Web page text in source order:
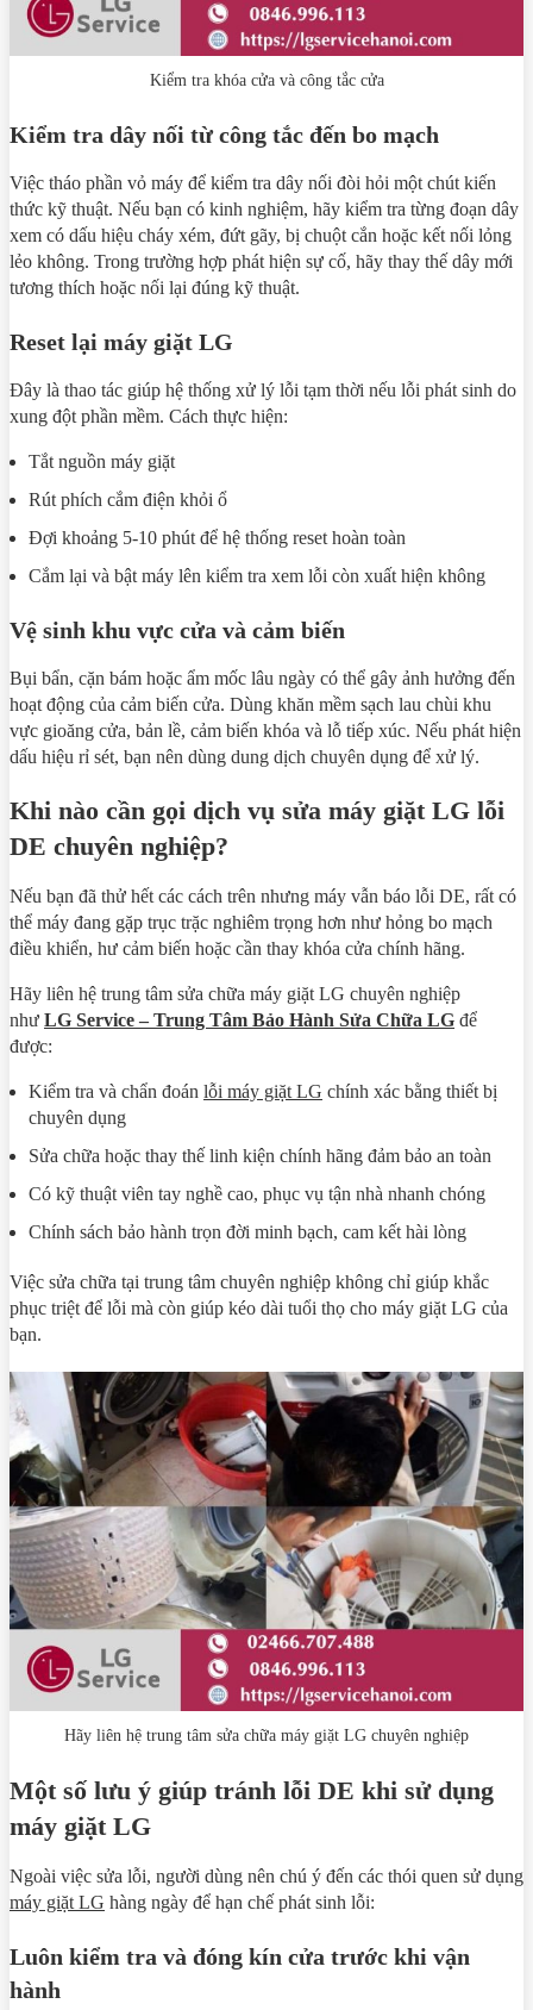
Kiểm tra khóa cửa và công tắc cửa
Kiểm tra dây nối từ công tắc đến bo mạch
Việc tháo phần vỏ máy để kiểm tra dây nối đòi hỏi một chút kiến
thức kỹ thuật. Nếu bạn có kinh nghiệm, hãy kiểm tra từng đoạn dây
xem có dấu hiệu cháy xém, đứt gãy, bị chuột cắn hoặc kết nối lỏng
lẻo không. Trong trường hợp phát hiện sự cố, hãy thay thế dây mới
tương thích hoặc nối lại đúng kỹ thuật.
Reset lại máy giặt LG
Đây là thao tác giúp hệ thống xử lý lỗi tạm thời nếu lỗi phát sinh do
xung đột phần mềm. Cách thực hiện:
Tắt nguồn máy giặt
Rút phích cắm điện khỏi ổ
Đợi khoảng 5-10 phút để hệ thống reset hoàn toàn
Cắm lại và bật máy lên kiểm tra xem lỗi còn xuất hiện không
Vệ sinh khu vực cửa và cảm biến
Bụi bẩn, cặn bám hoặc ẩm mốc lâu ngày có thể gây ảnh hưởng đến
hoạt động của cảm biến cửa. Dùng khăn mềm sạch lau chùi khu
vực gioăng cửa, bản lề, cảm biến khóa và lỗ tiếp xúc. Nếu phát hiện
dấu hiệu rỉ sét, bạn nên dùng dung dịch chuyên dụng để xử lý.
Khi nào cần gọi dịch vụ sửa máy giặt LG lỗi
DE chuyên nghiệp?
Nếu bạn đã thử hết các cách trên nhưng máy vẫn báo lỗi DE, rất có
thể máy đang gặp trục trặc nghiêm trọng hơn như hỏng bo mạch
điều khiển, hư cảm biến hoặc cần thay khóa cửa chính hãng.
Hãy liên hệ trung tâm sửa chữa máy giặt LG chuyên nghiệp
như LG Service – Trung Tâm Bảo Hành Sửa Chữa LG để
được:
Kiểm tra và chẩn đoán lỗi máy giặt LG chính xác bằng thiết bị
chuyên dụng
Sửa chữa hoặc thay thế linh kiện chính hãng đảm bảo an toàn
Có kỹ thuật viên tay nghề cao, phục vụ tận nhà nhanh chóng
Chính sách bảo hành trọn đời minh bạch, cam kết hài lòng
Việc sửa chữa tại trung tâm chuyên nghiệp không chỉ giúp khắc
phục triệt để lỗi mà còn giúp kéo dài tuổi thọ cho máy giặt LG của
bạn.
Hãy liên hệ trung tâm sửa chữa máy giặt LG chuyên nghiệp
Một số lưu ý giúp tránh lỗi DE khi sử dụng
máy giặt LG
Ngoài việc sửa lỗi, người dùng nên chú ý đến các thói quen sử dụng
máy giặt LG hàng ngày để hạn chế phát sinh lỗi:
Luôn kiểm tra và đóng kín cửa trước khi vận
hành